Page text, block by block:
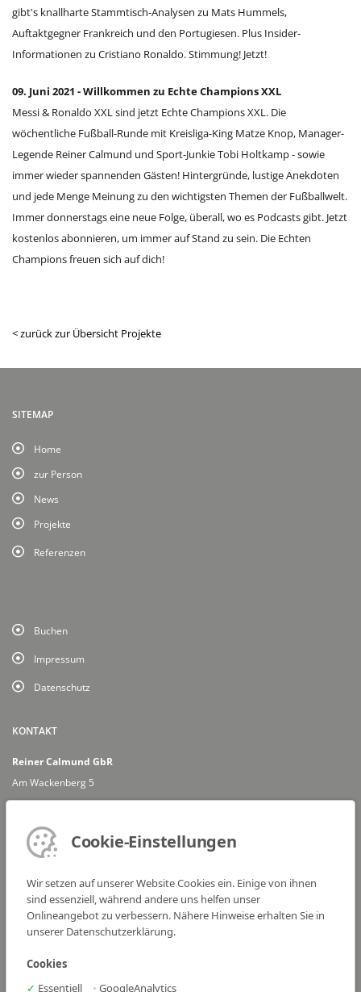
gibt's knallharte Stammtisch-Analysen zu Mats Hummels,
Auftaktgegner Frankreich und den Portugiesen. Plus Insider-
Informationen zu Cristiano Ronaldo. Stimmung! Jetzt!
09. Juni 2021 - Willkommen zu Echte Champions XXL
Messi & Ronaldo XXL sind jetzt Echte Champions XXL. Die
wöchentliche Fußball-Runde mit Kreisliga-King Matze Knop, Manager-
Legende Reiner Calmund und Sport-Junkie Tobi Holtkamp - sowie
immer wieder spannenden Gästen! Hintergründe, lustige Anekdoten
und jede Menge Meinung zu den wichtigsten Themen der Fußballwelt.
Immer donnerstags eine neue Folge, überall, wo es Podcasts gibt. Jetzt
kostenlos abonnieren, um immer auf Stand zu sein. Die Echten
Champions freuen sich auf dich!
< zurück zur Übersicht Projekte
SITEMAP
Home
zur Person
News
Projekte
Referenzen
Buchen
Impressum
Datenschutz
KONTAKT
Reiner Calmund GbR
Am Wackenberg 5
66740 Saarlouis
Mail: info@reinercalmund.de
FANPOST-ADRESSE
c/o Reiner Calmund GbR
Dr. Vetter-Str. 22
50226 Frechen
Cookie-Einstellungen
Wir setzen auf unserer Website Cookies ein. Einige von ihnen
sind essenziell, während andere uns helfen unser
Onlineangebot zu verbessern. Nähere Hinweise erhalten Sie in
unserer Datenschutzerklärung.
Cookies
✓ Essentiell • GoogleAnalytics